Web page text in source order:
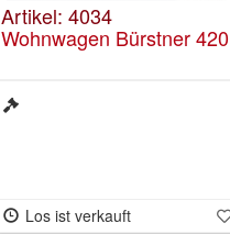
Artikel: 4034
Wohnwagen Bürstner 420
Los ist verkauft